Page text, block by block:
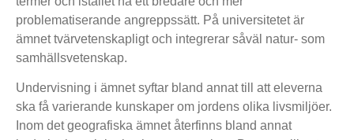
problematiserande angreppssätt. På universitetet är
ämnet tvärvetenskapligt och integrerar såväl natur- som
samhällsvetenskap.
Undervisning i ämnet syftar bland annat till att eleverna
ska få varierande kunskaper om jordens olika livsmiljöer.
Inom det geografiska ämnet återfinns bland annat